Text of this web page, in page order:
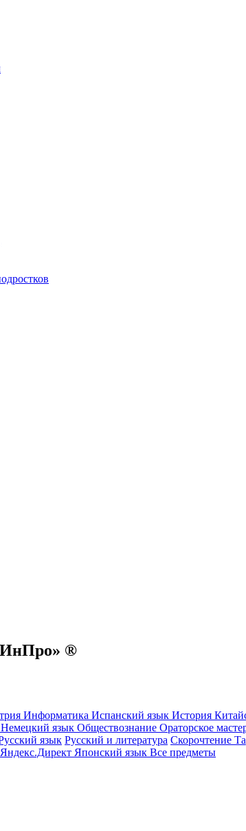
®
Информатика Испанский язык История
Немецкий язык Обществознание Ораторское
язык Русский и литература Скорочтение
Яндекс.Директ Японский язык Все предметы